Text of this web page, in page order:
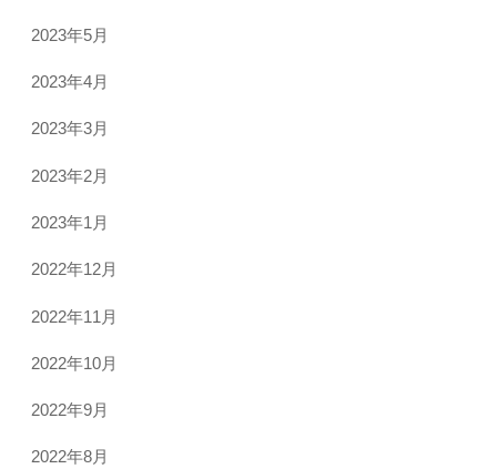
2023年5月
2023年4月
2023年3月
2023年2月
2023年1月
2022年12月
2022年11月
2022年10月
2022年9月
2022年8月